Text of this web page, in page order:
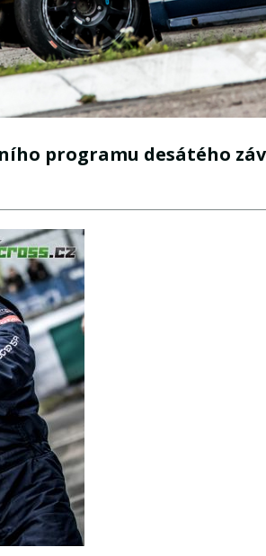
programu desátého